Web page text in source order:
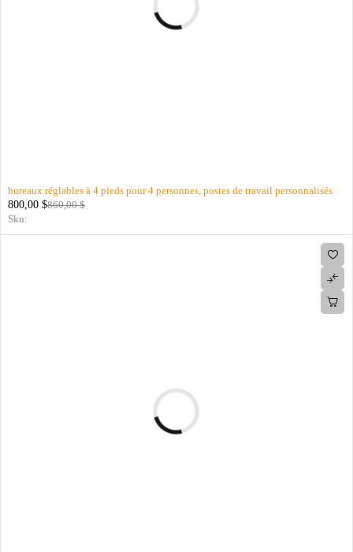
bureaux réglables à 4 pieds pour 4 personnes, postes de travail personnalisés
860,00$
800,00 $
Sku: